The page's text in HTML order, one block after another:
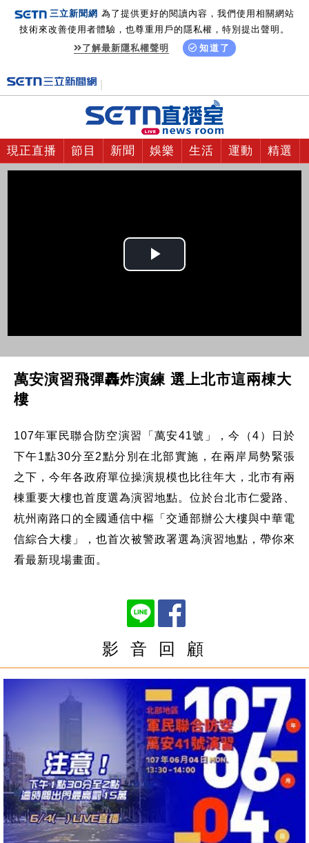
三立新聞網 為了提供更好的閱讀內容，我們使用相關網站
技術來改善使用者體驗，也尊重用戶的隱私權，特別提出聲明。
了解最新隱私權聲明
知道了
現正直播 節目 新聞 娛樂 生活 運動 精選
Play
萬安演習飛彈轟炸演練 選上北市這兩棟大
樓
107年軍民聯合防空演習「萬安41號」，今（4）日於
下午1點30分至2點分別在北部實施，在兩岸局勢緊張
之下，今年各政府單位操演規模也比往年大，北市有兩
棟重要大樓也首度選為演習地點。位於台北市仁愛路、
杭州南路口的全國通信中樞「交通部辦公大樓與中華電
信綜合大樓」，也首次被警政署選為演習地點，帶你來
看最新現場畫面。
影 音 回 顧